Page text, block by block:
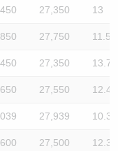
27,350 13
27,750 11.5
27,350 13.7
27,550 12.4
27,939 10.3
27,500 12.3